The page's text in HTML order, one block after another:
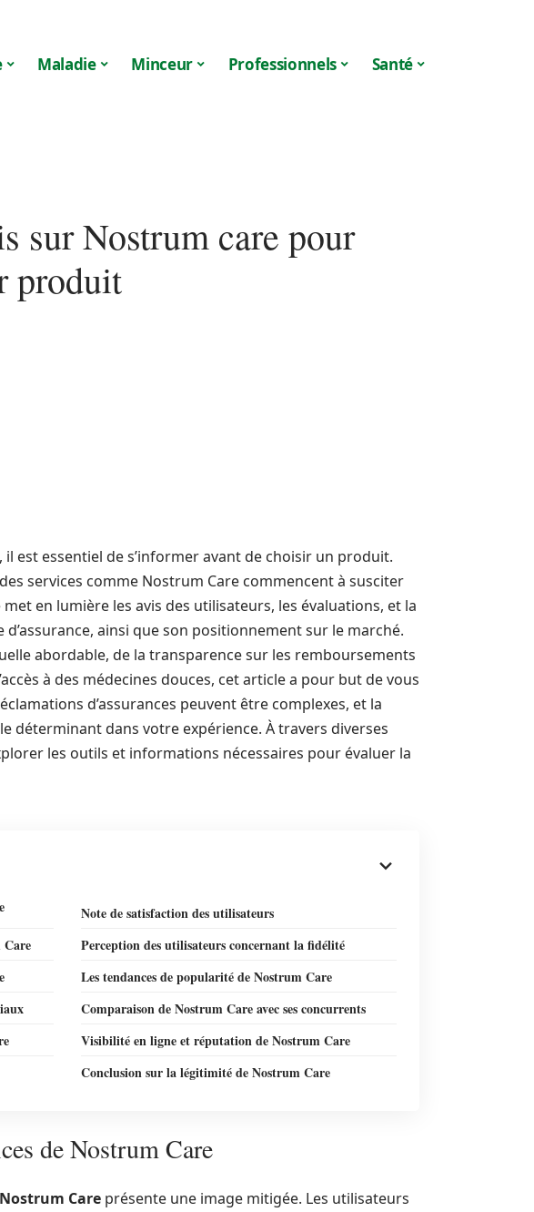
Maladie Minceur Professionnels Santé
sur Nostrum care pour
produit
il est essentiel de s’informer avant de choisir un produit.
services comme Nostrum Care commencent à susciter
en lumière les avis des utilisateurs, les évaluations, et la
ainsi que son positionnement sur le marché.
abordable, de la transparence sur les remboursements
à des médecines douces, cet article a pour but de vous
d’assurances peuvent être complexes, et la
déterminant dans votre expérience. À travers diverses
les outils et informations nécessaires pour évaluer la
Note de satisfaction des utilisateurs
Care
Perception des utilisateurs concernant la fidélité
Les tendances de popularité de Nostrum Care
Comparaison de Nostrum Care avec ses concurrents
Visibilité en ligne et réputation de Nostrum Care
Conclusion sur la légitimité de Nostrum Care
de Nostrum Care
Nostrum Care présente une image mitigée. Les utilisateurs